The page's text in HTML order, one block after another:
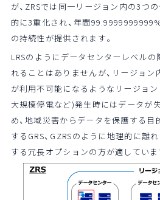
が、ZRSでは同一リージョン内の3つ
的に3重化され、年間
の持続性が提供されます。
LRSのようにデータセンターレベル
れることはありませんが、リージョ
が利用不可能になるようなリージョ
大規模停電など)発生時にはデータが
め、地域災害からデータを保護する目
するGRS、GZRSのように地理的に離
する冗長オプションの方が適していま